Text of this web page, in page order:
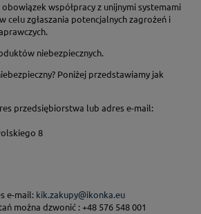
współpracy z unijnymi systemami
celu zgłaszania potencjalnych zagrożeń i
niebezpiecznych.
Poniżej przedstawiamy jak
przedsiębiorstwa lub adres e-mail:
8
e-mail: kik.zakupy@ikonka.eu
można dzwonić : +48 576 548 001